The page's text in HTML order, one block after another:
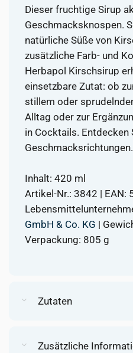
Dieser fruchtige Sirup
Geschmacksknospen.
natürliche Süße von
zusätzliche Farb- und
Herbapol Kirschsirup
einsetzbare Zutat: ob
stillem oder
Alltag oder zur
in Cocktails. Entdecken
Geschmacksrichtungen.
Inhalt: 420 ml
Artikel-Nr.: 3842 | EAN:
GmbH & Co. KG |
Verpackung: 805 g
Zutaten
Zusätzliche